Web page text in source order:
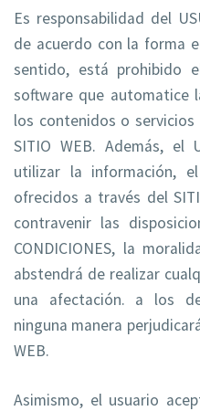
Es responsabilidad del
de acuerdo con la forma
sentido, está prohibido
software que automatice
los contenidos o
SITIO WEB. Además, el
utilizar la información,
ofrecidos a través del
contravenir las
CONDICIONES, la
abstendrá de realizar
una afectación. a los
ninguna manera
WEB.
Asimismo, el usuario